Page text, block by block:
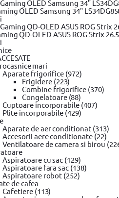
OLED Samsung 34"
QD-OLED ASUS ROG Strix
mari
Aparate frigorifice (972)
Frigidere (223)
Combine frigorifice (370)
Congelatoare (88)
Cuptoare incorporabile (407)
Plite incorporabile (429)
Aparate de aer conditionat (313)
Accesorii aere conditionate (22)
Ventilatoare de camera si birou
Aspiratoare cu sac (129)
Aspiratoare fara sac (138)
Aspiratoare robot (252)
de cafea
Cafetiere (113)
cu organizator, pe
transport pliabil